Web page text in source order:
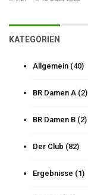
KATEGORIEN
Allgemein (40)
BR Damen A (2)
BR Damen B (2)
Der Club (82)
Ergebnisse (1)